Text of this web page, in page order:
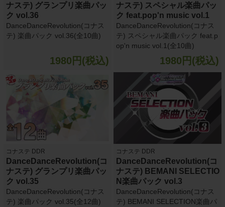
ナステ) グランプリ楽曲パッ
ク vol.36
DanceDanceRevolution(コナス
テ) 楽曲パック vol.36(全10曲)
1980円(税込)
ナステ) スペシャル楽曲パッ
ク feat.pop'n music vol.1
DanceDanceRevolution(コナス
テ) スペシャル楽曲パック feat.p
op'n music vol.1(全10曲)
1980円(税込)
コナステ DDR
DanceDanceRevolution(コ
ナステ) グランプリ楽曲パッ
ク vol.35
DanceDanceRevolution(コナス
テ) 楽曲パック vol.35(全12曲)
コナステ DDR
DanceDanceRevolution(コ
ナステ) BEMANI SELECTIO
N楽曲パック vol.3
DanceDanceRevolution(コナス
テ) BEMANI SELECTION楽曲パ